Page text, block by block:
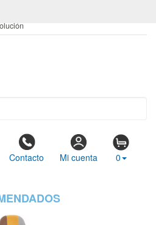
Contacto Mi cuenta 0